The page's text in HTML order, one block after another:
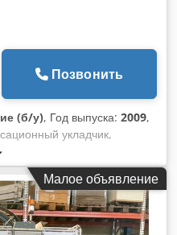
Позвонить
(б/у), Год выпуска: 2009,
укладчик,
вставки для укладки
Ag Eeck
Малое объявление